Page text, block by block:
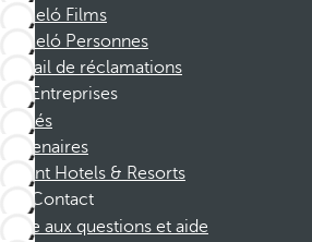
Barceló Films
Barceló Personnes
Portail de réclamations
Entreprises
Affiliés
Partenaires
Dorint Hotels & Resorts
Contact
Foire aux questions et aide